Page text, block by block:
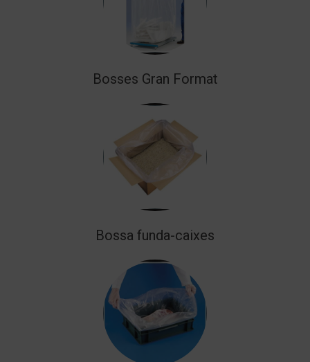
Bosses Gran Format
Bossa funda-caixes